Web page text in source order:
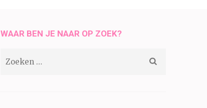
WAAR BEN JE NAAR OP ZOEK?